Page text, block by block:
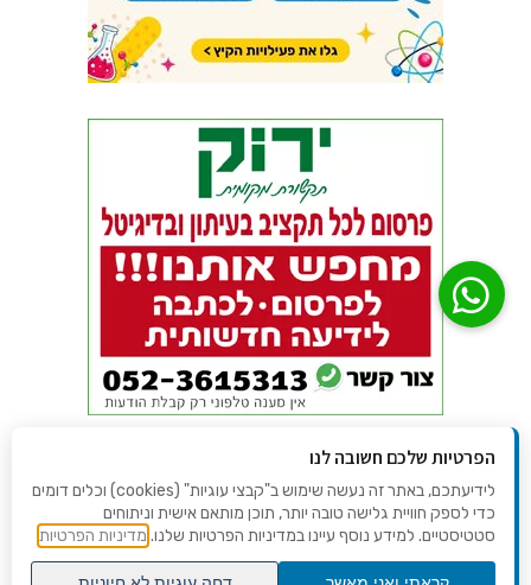
הפרטיות שלכם חשובה לנו
לידיעתכם, באתר זה נעשה שימוש ב"קבצי עוגיות" (cookies) וכלים דומים
כדי לספק חוויית גלישה טובה יותר, תוכן מותאם אישית וניתוחים
סטטיסטיים. למידע נוסף עיינו במדיניות הפרטיות שלנו. מדיניות הפרטיות